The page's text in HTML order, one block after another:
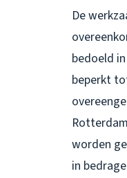
De
bedoeld
beperkt
worden
in